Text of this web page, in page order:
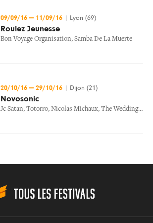
09/09/16 — 11/09/16 Lyon (69)
Roulez Jeunesse
Bon Voyage Organisation, Samba De La Muerte
20/10/16 — 29/10/16 Dijon (21)
Novosonic
Jc Satan, Totorro, Nicolas Michaux, The Wedding Present